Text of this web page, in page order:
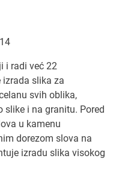
i radi već 22
izrada slika za
svih oblika,
slike i na granitu. Pored
u kamenu
dorezom slova na
izradu slika visokog